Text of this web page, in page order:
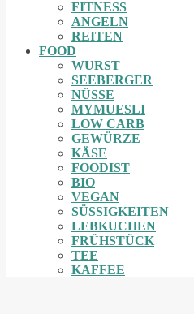
FITNESS
ANGELN
REITEN
FOOD
WURST
SEEBERGER
NÜSSE
MYMUESLI
LOW CARB
GEWÜRZE
KÄSE
FOODIST
BIO
VEGAN
SÜSSIGKEITEN
LEBKUCHEN
FRÜHSTÜCK
TEE
KAFFEE